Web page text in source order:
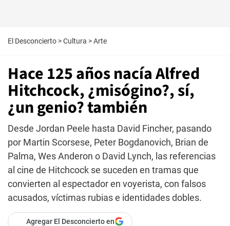
El Desconcierto >Cultura >Arte
Hace 125 años nacía Alfred
Hitchcock, ¿misógino?, sí,
¿un genio? también
Desde Jordan Peele hasta David Fincher, pasando
por Martin Scorsese, Peter Bogdanovich, Brian de
Palma, Wes Anderon o David Lynch, las referencias
al cine de Hitchcock se suceden en tramas que
convierten al espectador en voyerista, con falsos
acusados, víctimas rubias e identidades dobles.
Agregar El Desconcierto en